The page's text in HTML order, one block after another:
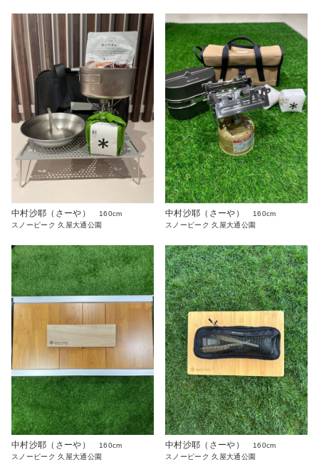
中村沙耶（さーや）
160cm
スノーピーク 久屋大通公園
中村沙耶（さーや）
160cm
スノーピーク 久屋大通公園
中村沙耶（さーや）
160cm
スノーピーク 久屋大通公園
中村沙耶（さーや）
160cm
スノーピーク 久屋大通公園